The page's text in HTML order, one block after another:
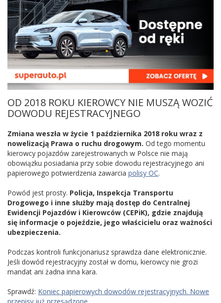
OD 2018 ROKU KIEROWCY NIE MUSZĄ WOZIĆ
DOWODU REJESTRACYJNEGO
Zmiana weszła w życie 1 października 2018 roku wraz z
nowelizacją Prawa o ruchu drogowym. Od tego momentu
kierowcy pojazdów zarejestrowanych w Polsce nie mają
obowiązku posiadania przy sobie dowodu rejestracyjnego ani
papierowego potwierdzenia zawarcia polisy OC.
Powód jest prosty. Policja, Inspekcja Transportu
Drogowego i inne służby mają dostęp do Centralnej
Ewidencji Pojazdów i Kierowców (CEPiK), gdzie znajdują
się informacje o pojeździe, jego właścicielu oraz ważności
ubezpieczenia.
Podczas kontroli funkcjonariusz sprawdza dane elektronicznie.
Jeśli dowód rejestracyjny został w domu, kierowcy nie grozi
mandat ani żadna inna kara.
Sprawdź: Koniec papierowych dowodów rejestracyjnych. Nowe